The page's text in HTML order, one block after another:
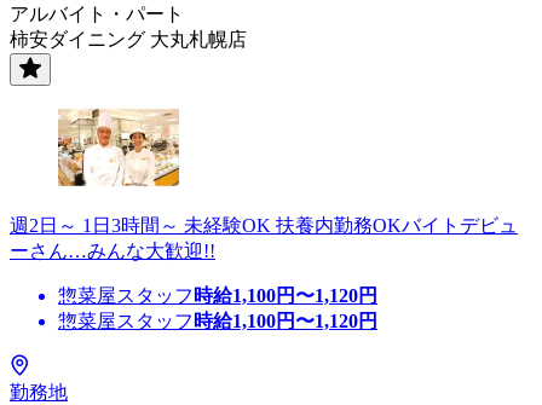
アルバイト・パート
柿安ダイニング 大丸札幌店
週2日～ 1日3時間～ 未経験OK 扶養内勤務OKバイトデビュ
ーさん…みんな大歓迎!!
惣菜屋スタッフ 時給1,100円〜1,120円
惣菜屋スタッフ 時給1,100円〜1,120円
勤務地